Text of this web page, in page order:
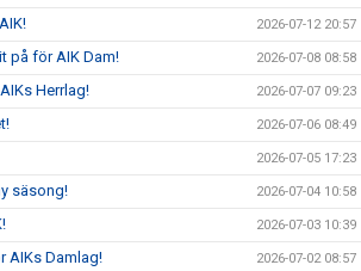
2026-07-12 20:57
på för AIK Dam! 2026-07-08 08:58
Herrlag! 2026-07-07 09:23
2026-07-06 08:49
2026-07-05 17:23
säsong! 2026-07-04 10:58
2026-07-03 10:39
AIKs Damlag! 2026-07-02 08:57